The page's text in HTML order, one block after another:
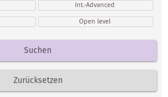
Int.-Advanced
Open level